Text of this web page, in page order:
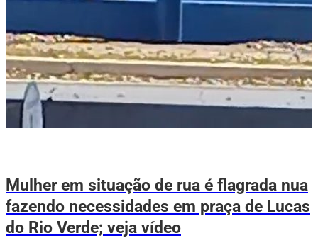
Mulher em situação de rua é flagrada nua
fazendo necessidades em praça de Lucas
do Rio Verde; veja vídeo